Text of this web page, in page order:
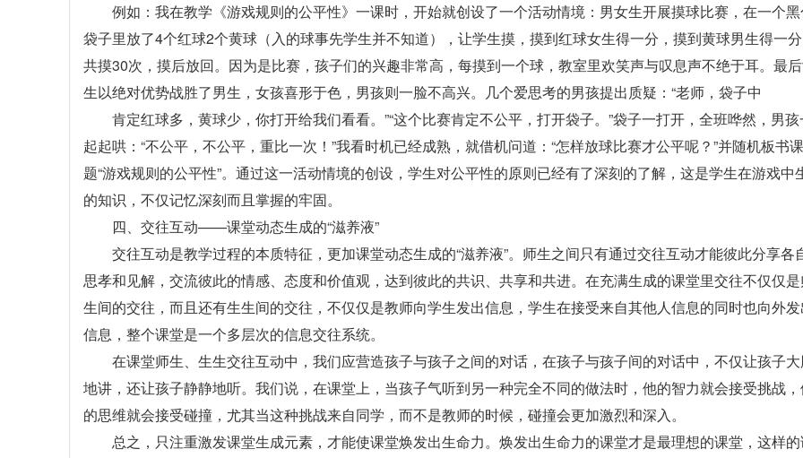
例如：我在教学《游戏规则的公平性》一课时，开始就创设了一个活动情境：男女生开展摸球比赛，在一个
袋子里放了4个红球2个黄球（入的球事先学生并不知道），让学生摸，摸到红球女生得一分，摸到黄球男生得一分
共摸30次，摸后放回。因为是比赛，孩子们的兴趣非常高，每摸到一个球，教室里欢笑声与叹息声不绝于耳。最
生以绝对优势战胜了男生，女孩喜形于色，男孩则一脸不高兴。几个爱思考的男孩提出质疑：“老师，袋子中
肯定红球多，黄球少，你打开给我们看看。”“这个比赛肯定不公平，打开袋子。”袋子一打开，全班哗然，男孩
起起哄：“不公平，不公平，重比一次！”我看时机已经成熟，就借机问道：“怎样放球比赛才公平呢？”并随机板书课
题“游戏规则的公平性”。通过这一活动情境的创设，学生对公平性的原则已经有了深刻的了解，这是学生在游戏中
的知识，不仅记忆深刻而且掌握的牢固。
四、交往互动——课堂动态生成的“滋养液”
交往互动是教学过程的本质特征，更加课堂动态生成的“滋养液”。师生之间只有通过交往互动才能彼此分享各
思孝和见解，交流彼此的情感、态度和价值观，达到彼此的共识、共享和共进。在充满生成的课堂里交往不仅仅
生间的交往，而且还有生生间的交往，不仅仅是教师向学生发出信息，学生在接受来自其他人信息的同时也向外发
信息，整个课堂是一个多层次的信息交往系统。
在课堂师生、生生交往互动中，我们应营造孩子与孩子之间的对话，在孩子与孩子间的对话中，不仅让孩子
地讲，还让孩子静静地听。我们说，在课堂上，当孩子气听到另一种完全不同的做法时，他的智力就会接受挑战
的思维就会接受碰撞，尤其当这种挑战来自同学，而不是教师的时候，碰撞会更加激烈和深入。
总之，只注重激发课堂生成元素，才能使课堂焕发出生命力。焕发出生命力的课堂才是最理想的课堂，这样